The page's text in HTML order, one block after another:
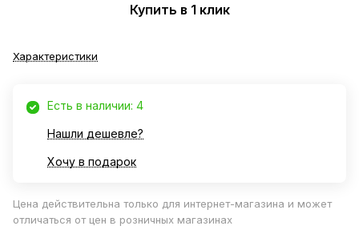
Купить в 1 клик
Характеристики
Есть в наличии: 4
Нашли дешевле?
Хочу в подарок
Цена действительна только для интернет-магазина и может
отличаться от цен в розничных магазинах